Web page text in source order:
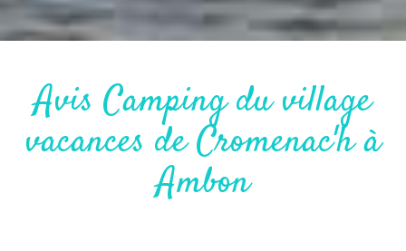
Avis Camping du village
vacances de Cromenac'h à
Ambon